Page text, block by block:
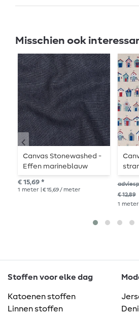
Misschien ook
Canvas Stonewashed -
Effen marineblauw
€ 15,69 *
1 meter | € 15,69 / meter
€ 12,89
1 meter
Stoffen voor elke dag
Katoenen stoffen
Linnen stoffen